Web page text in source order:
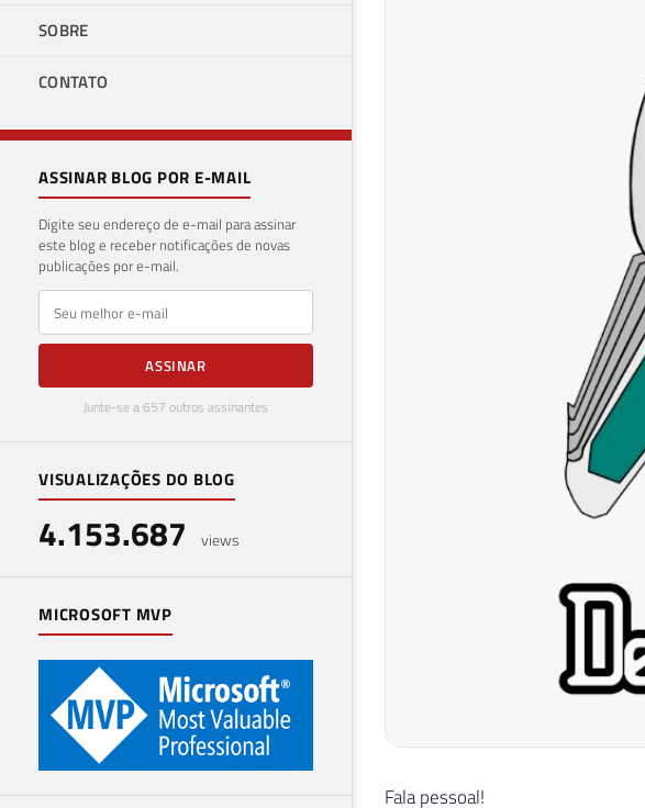
SOBRE
CONTATO
ASSINAR BLOG POR E-MAIL
Digite seu endereço de e-mail para assinar
este blog e receber notificações de novas
publicações por e-mail.
E-mail
ASSINAR
Junte-se a 657 outros assinantes
VISUALIZAÇÕES DO BLOG
4.153.687 views
MICROSOFT MVP
Fala pessoal!